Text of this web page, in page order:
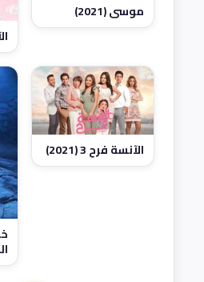
موسى (2021)
الآنسة فرح 3 (2021)